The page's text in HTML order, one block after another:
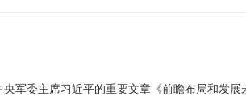
军委主席习近平的重要文章《前瞻布局和发展